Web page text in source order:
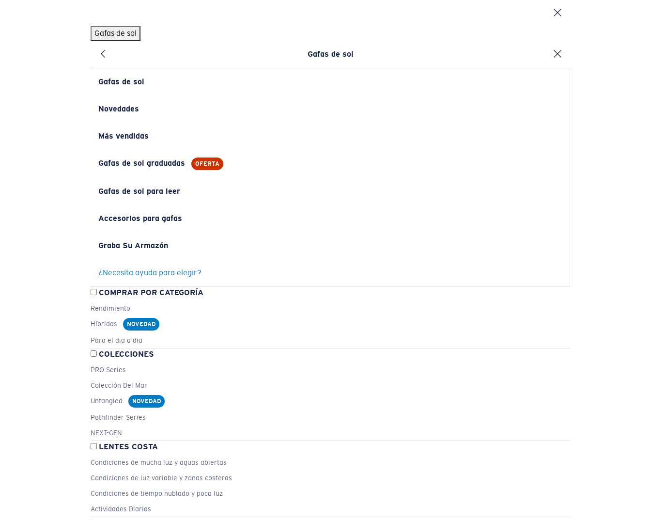
Gafas de sol
Gafas de sol
Gafas de sol
Novedades
Más vendidas
Gafas de sol graduadas OFERTA
Gafas de sol para leer
Accesorios para gafas
Graba Su Armazón
¿Necesita ayuda para elegir?
COMPRAR POR CATEGORÍA
Rendimiento
Híbridas
NOVEDAD
Para el dia a dia
COLECCIONES
PRO Series
Colección Del Mar
Untangled
NOVEDAD
Pathfinder Series
NEXT-GEN
LENTES COSTA
Condiciones de mucha luz y aguas abiertas
Condiciones de luz variable y zonas costeras
Condiciones de tiempo nublado y poca luz
Actividades Diarias
BÚSQUEDAS POPULARES
Pilothouse PRO Limited Edition Pack
Gafas de sol personalizadas
Los más vendidos de gafas de sol